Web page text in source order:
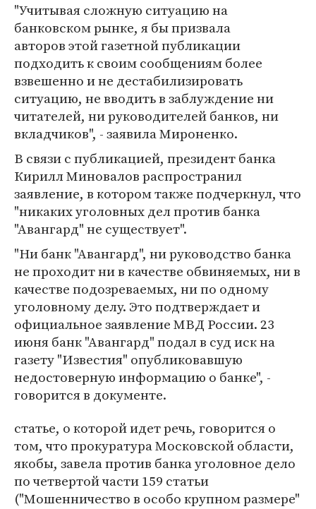
"Учитывая сложную ситуацию на
банковском рынке, я бы призвала
авторов этой газетной публикации
подходить к своим сообщениям более
взвешенно и не дестабилизировать
ситуацию, не вводить в заблуждение ни
читателей, ни руководителей банков, ни
вкладчиков", - заявила Мироненко.
В связи с публикацией, президент банка
Кирилл Миновалов распространил
заявление, в котором также подчеркнул, что
"никаких уголовных дел против банка
"Авангард" не существует".
"Ни банк "Авангард", ни руководство банка
не проходит ни в качестве обвиняемых, ни в
качестве подозреваемых, ни по одному
уголовному делу. Это подтверждает и
официальное заявление МВД России. 23
июня банк "Авангард" подал в суд иск на
газету "Известия" опубликовавшую
недостоверную информацию о банке", -
говорится в документе.
статье, о которой идет речь, говорится о
том, что прокуратура Московской области,
якобы, завела против банка уголовное дело
по четвертой части 159 статьи
("Мошенничество в особо крупном размере"